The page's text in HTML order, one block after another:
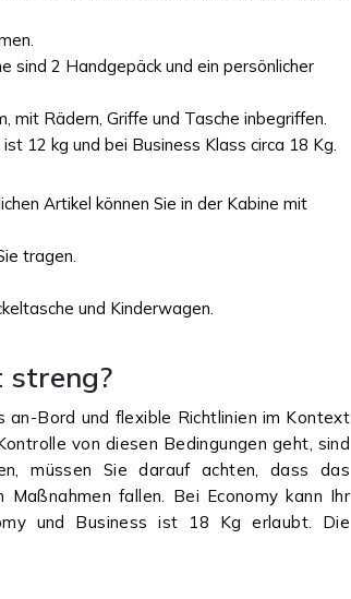
sind 2 Handgepäck und ein persönlicher
mit Rädern, Griffe und Tasche inbegriffen.
12 kg und bei Business Klass circa 18 Kg.
Artikel können Sie in der Kabine mit
tragen.
und Kinderwagen.
streng?
an-Bord und flexible Richtlinien im Kontext
von diesen Bedingungen geht, sind
müssen Sie darauf achten, dass das
fallen. Bei Economy kann Ihr
und Business ist 18 Kg erlaubt. Die